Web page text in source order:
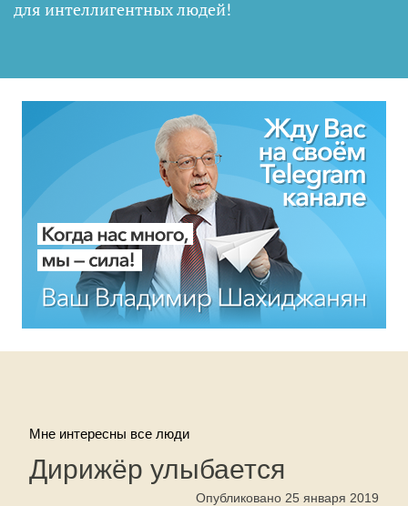
для интеллигентных людей!
Мне интересны все люди
Дирижёр улыбается
Опубликовано 25 января 2019